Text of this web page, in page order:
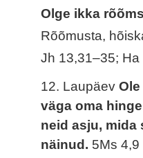
Olge ikka
Rõõmusta,
Jh 13,31–35; Ha
12. Laupäev
väga oma
neid asju, mida
näinud. 5Ms 4,9